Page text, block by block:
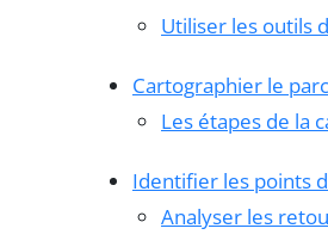
Utiliser les outils
Cartographier le
Les étapes de la
Identifier les points
Analyser les